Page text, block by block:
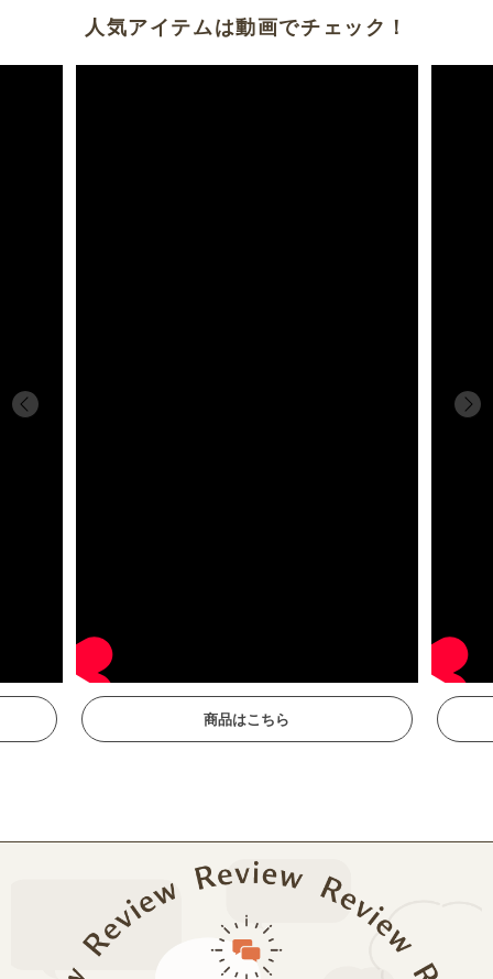
人気アイテムは動画でチェック！
商品はこちら